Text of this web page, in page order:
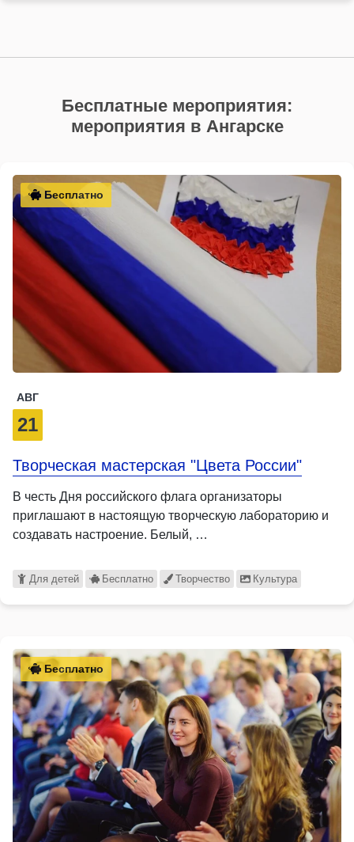
Бесплатные мероприятия:
мероприятия в Ангарске
Бесплатно
АВГ
21
Творческая мастерская "Цвета России"
В честь Дня российского флага организаторы
приглашают в настоящую творческую лабораторию и
создавать настроение. Белый, …
Для детей Бесплатно Творчество Культура
Бесплатно